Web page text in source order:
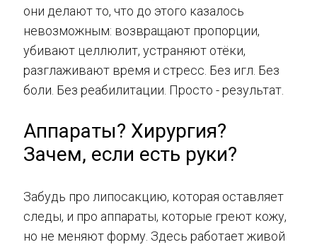
они делают то, что до этого казалось
невозможным: возвращают пропорции,
убивают целлюлит, устраняют отёки,
разглаживают время и стресс. Без игл. Без
боли. Без реабилитации. Просто - результат.
Аппараты? Хирургия?
Зачем, если есть руки?
Забудь про липосакцию, которая оставляет
следы, и про аппараты, которые греют кожу,
но не меняют форму. Здесь работает живой